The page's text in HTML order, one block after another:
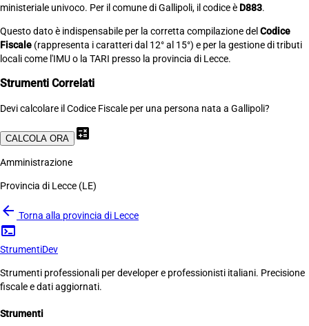
ministeriale univoco. Per il comune di Gallipoli, il codice è D883.
Questo dato è indispensabile per la corretta compilazione del Codice
Fiscale (rappresenta i caratteri dal 12° al 15°) e per la gestione di tributi
locali come l'IMU o la TARI presso la provincia di Lecce.
Strumenti Correlati
Devi calcolare il Codice Fiscale per una persona nata a Gallipoli?
CALCOLA ORA calculate
Amministrazione
Provincia di Lecce (LE)
arrow_back Torna alla provincia di Lecce
terminal
StrumentiDev
Strumenti professionali per developer e professionisti italiani. Precisione
fiscale e dati aggiornati.
Strumenti